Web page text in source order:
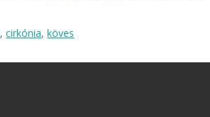
,cirkónia,köves